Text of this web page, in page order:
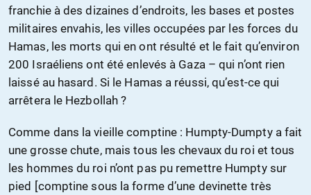
franchie à des dizaines d’endroits, les bases et postes
militaires envahis, les villes occupées par les forces du
Hamas, les morts qui en ont résulté et le fait qu’environ
200 Israéliens ont été enlevés à Gaza – qui n’ont rien
laissé au hasard. Si le Hamas a réussi, qu’est-ce qui
arrêtera le Hezbollah ?
Comme dans la vieille comptine : Humpty-Dumpty a fait
une grosse chute, mais tous les chevaux du roi et tous
les hommes du roi n’ont pas pu remettre Humpty sur
pied [comptine sous la forme d’une devinette très